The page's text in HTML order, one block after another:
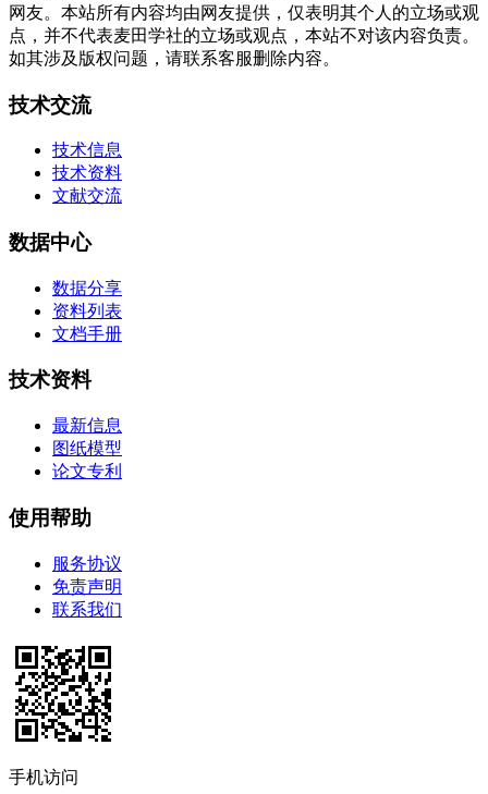
网友。本站所有内容均由网友提供，仅表明其个人的立场或观
点，并不代表麦田学社的立场或观点，本站不对该内容负责。
如其涉及版权问题，请联系客服删除内容。
技术交流
技术信息
技术资料
文献交流
数据中心
数据分享
资料列表
文档手册
技术资料
最新信息
图纸模型
论文专利
使用帮助
服务协议
免责声明
联系我们
手机访问